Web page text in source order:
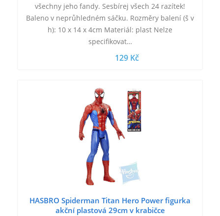
všechny jeho fandy. Sesbírej všech 24 razítek!
Baleno v neprůhledném sáčku. Rozměry balení (š v
h): 10 x 14 x 4cm Materiál: plast Nelze
specifikovat…
129 Kč
HASBRO Spiderman Titan Hero Power figurka
akční plastová 29cm v krabičce